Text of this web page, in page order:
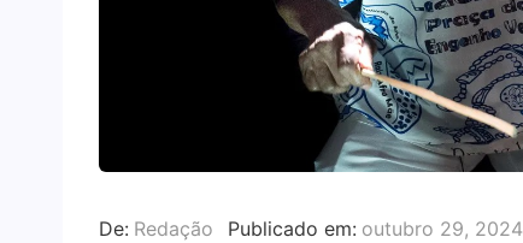
De: Redação Publicado em: outubro 29, 2024